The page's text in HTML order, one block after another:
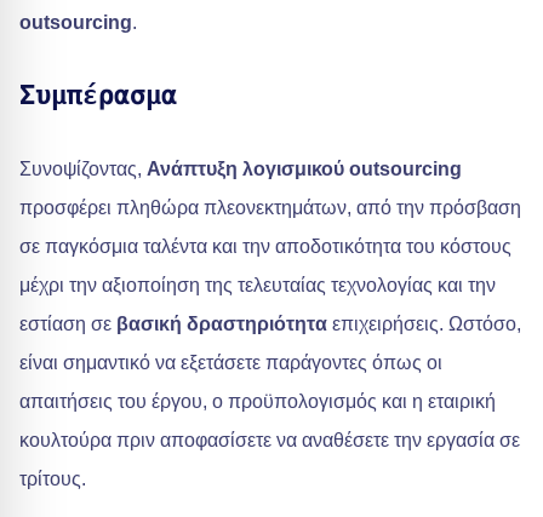
outsourcing.
Συμπέρασμα
Συνοψίζοντας, Ανάπτυξη λογισμικού outsourcing
προσφέρει πληθώρα πλεονεκτημάτων, από την πρόσβαση
σε παγκόσμια ταλέντα και την αποδοτικότητα του κόστους
μέχρι την αξιοποίηση της τελευταίας τεχνολογίας και την
εστίαση σε βασική δραστηριότητα επιχειρήσεις. Ωστόσο,
είναι σημαντικό να εξετάσετε παράγοντες όπως οι
απαιτήσεις του έργου, ο προϋπολογισμός και η εταιρική
κουλτούρα πριν αποφασίσετε να αναθέσετε την εργασία σε
τρίτους.